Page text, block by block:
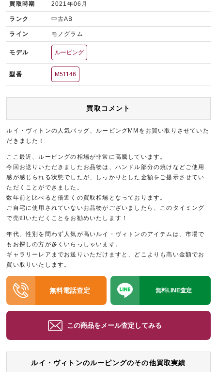
買取時期 2021年06月
ランク 中古AB
ライン モノグラム
モデル ルーピング
型番 M51146
買取コメント
ルイ・ヴィトンの人気バッグ、ルーピングMMをお買い取りさせていた
だきました！
ここ最近、ルーピングの相場が非常に高騰しています。
今回お送りいただきましたお品物は、ハンドル部分の焼けなどご使用
感が感じられる状態でしたが、しっかりとした金額をご提示させてい
ただくことができました。
数年前と比べると倍近くの買取相場となっております。
ご自宅に使用されていないお品物がございましたら、このタイミング
で売却いただくことをお勧めいたします！
年代、性別を問わず人気が高いルイ・ヴィトンのアイテムは、市場で
もお探しの方が多くいらっしゃいます。
ギャラリーレアまでお送りいただけますと、どこよりも高い金額でお
買い取りいたします。
無料電話査定 無料LINE査定
この商品をメール査定してみる
ルイ・ヴィトンのルーピングのその他買取実績